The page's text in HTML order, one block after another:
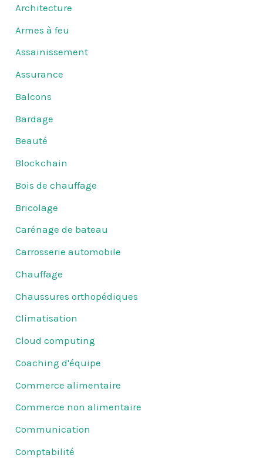
Architecture
Armes à feu
Assainissement
Assurance
Balcons
Bardage
Beauté
Blockchain
Bois de chauffage
Bricolage
Carénage de bateau
Carrosserie automobile
Chauffage
Chaussures orthopédiques
Climatisation
Cloud computing
Coaching d'équipe
Commerce alimentaire
Commerce non alimentaire
Communication
Comptabilité